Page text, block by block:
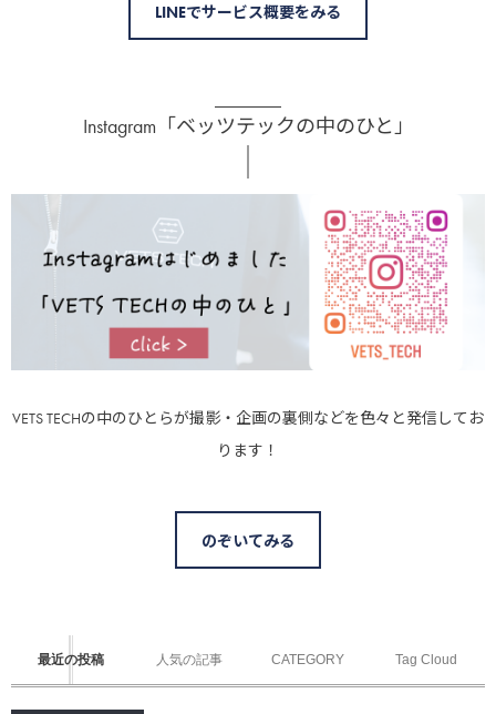
LINEでサービス概要をみる
Instagram「ベッツテックの中のひと」
VETS TECHの中のひとらが撮影・企画の裏側などを色々と発信してお
ります！
のぞいてみる
最近の投稿 人気の記事 CATEGORY Tag Cloud